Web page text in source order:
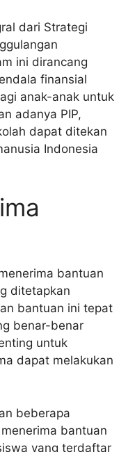
dari Strategi
ini dirancang
finansial
anak-anak untuk
adanya PIP,
dapat ditekan
Indonesia
bantuan
ditetapkan
bantuan ini tepat
benar-benar
untuk
dapat melakukan
beberapa
bantuan
yang terdaftar